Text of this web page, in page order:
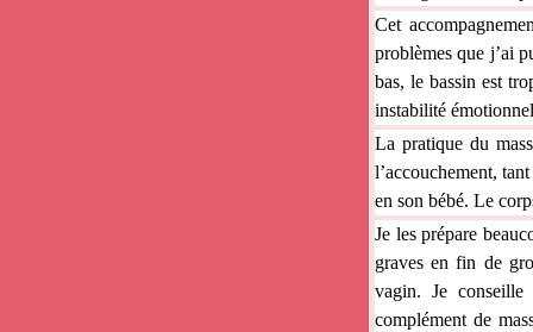
Cet
problèmes que j’ai
bas, le bassin est
instabilité
La pratique du
l’accouchement,
en son bébé. Le
Je les prépare
graves en fin de
vagin. Je
complément de